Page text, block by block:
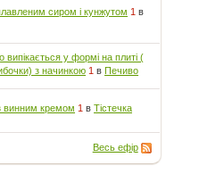
сиром і кунжутом 1 в
у формі на плиті (
з начинкою 1 вПечиво
винним кремом 1 вТістечка
Весь ефір